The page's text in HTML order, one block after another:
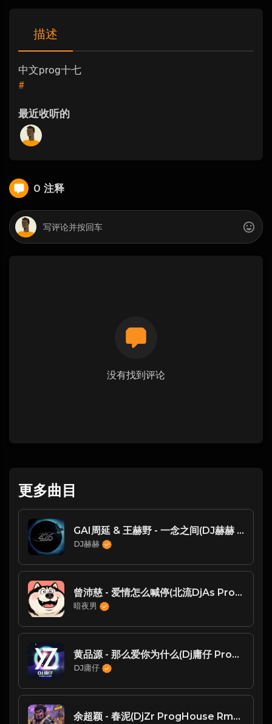
描述
中文prog十七
#
最近收听的
0 注释
没有找到评论
更多曲目
GAI周延 & 王赫野 - 一念之间(DJ赫赫 ProgHouse Mix 国语男)
DJ赫赫
曾沛慈 - 爱情怎么喊停(北流DjAs ProgHouse Rmx 2025)
暗夜男
黄品源 - 那么爱你为什么(Dj庸仔 ProgHouse Rmx 2023)
DJ庸仔
余超颖 - 春泥(DjZr ProgHouse Rmx 2023)